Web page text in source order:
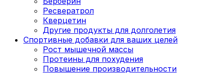
Ресвератрол
Кверцетин
Другие продукты для долголетия
Спортивные добавки для ваших целей
Рост мышечной массы
Протеины для похудения
Повышение производительности